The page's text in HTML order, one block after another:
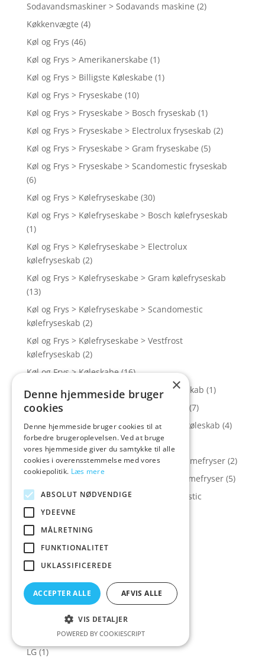
Sodavandsmaskiner > Sodavands maskine (2)
Køkkenvægte (4)
Køl og Frys (46)
Køl og Frys > Amerikanerskabe (1)
Køl og Frys > Billigste Køleskabe (1)
Køl og Frys > Fryseskabe (10)
Køl og Frys > Fryseskabe > Bosch fryseskab (1)
Køl og Frys > Fryseskabe > Electrolux fryseskab (2)
Køl og Frys > Fryseskabe > Gram fryseskabe (5)
Køl og Frys > Fryseskabe > Scandomestic fryseskab
(6)
Køl og Frys > Kølefryseskabe (30)
Køl og Frys > Kølefryseskabe > Bosch kølefryseskab
(1)
Køl og Frys > Kølefryseskabe > Electrolux
kølefryseskab (2)
Køl og Frys > Kølefryseskabe > Gram kølefryseskab
(13)
Køl og Frys > Kølefryseskabe > Scandomestic
kølefryseskab (2)
Køl og Frys > Kølefryseskabe > Vestfrost
kølefryseskab (2)
Køl og Frys > Køleskabe (16)
Køl og Frys > Køleskabe > Electrolux køleskab (1)
Køl og Frys > Køleskabe > Gram køleskab
(7)
Køl og Frys > Køleskabe > Scandomestic køleskab (4)
Køl og Frys > Kummefrysere (7)
Køl og Frys > Kummefrysere > Elcold kummefryser (2)
Køl og Frys > Kummefrysere > Gram kummefryser (5)
Køl og Frys > Kummefrysere > Scandomestic
kummefryser
Køl og Frys > Vinskabe
Kølefryseskabe (13)
Køleskabe (8)
Krøllejern (3)
Kummefrysere (2)
Ladyshaver (1)
Ladyshavere/Epilator (1)
LG (1)
×
Denne hjemmeside bruger
cookies
Denne hjemmeside bruger cookies til at
forbedre brugeroplevelsen. Ved at bruge
vores hjemmeside giver du samtykke til alle
cookies i overensstemmelse med vores
cookiepolitik. Læs mere
ABSOLUT NØDVENDIGE
YDEEVNE
MÅLRETNING
FUNKTIONALITET
UKLASSIFICEREDE
ACCEPTER ALLE AFVIS ALLE
VIS DETALJER
POWERED BY COOKIESCRIPT